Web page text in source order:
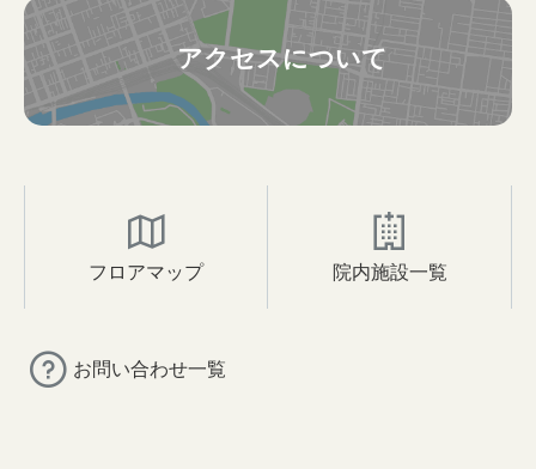
アクセスについて
フロアマップ 院内施設一覧
お問い合わせ一覧